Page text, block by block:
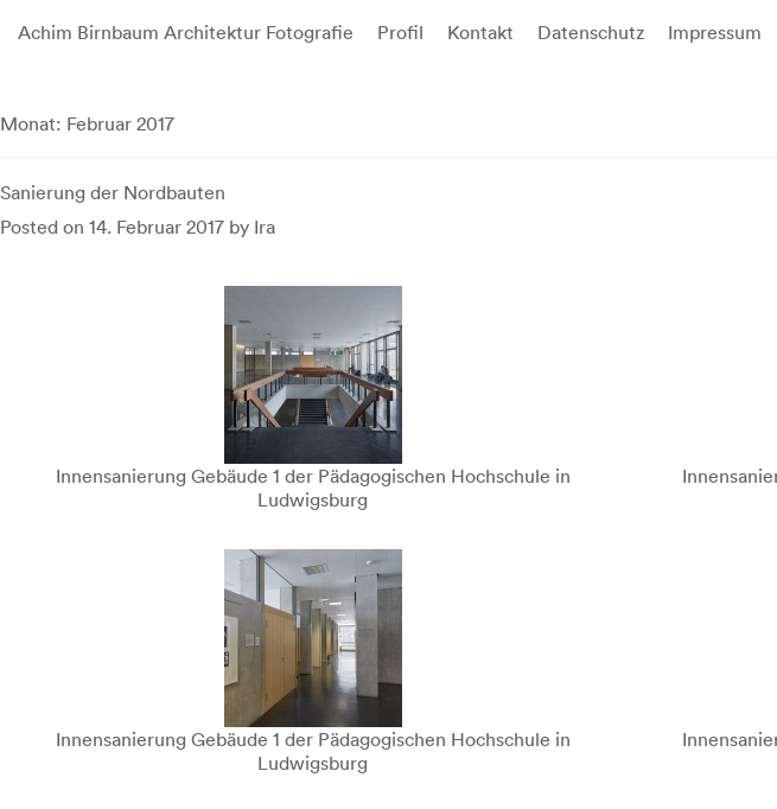
Achim Birnbaum Architektur Fotografie Profil Kontakt Datenschutz Impressum
content
Monat: Februar 2017
Sanierung der Nordbauten
Posted on 14. Februar 2017 by Ira
Innensanierung Gebäude 1 der Pädagogischen Hochschule in
Ludwigsburg
Innensanierung Gebäude 1 der Pädagogischen Hochschule in
Ludwigsburg